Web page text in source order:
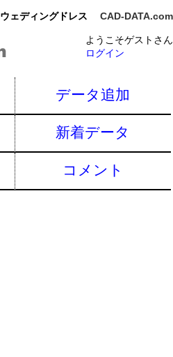
ウェディングドレス CAD-DATA.com
ようこそゲストさん
ログイン
データ追加
新着データ
コメント